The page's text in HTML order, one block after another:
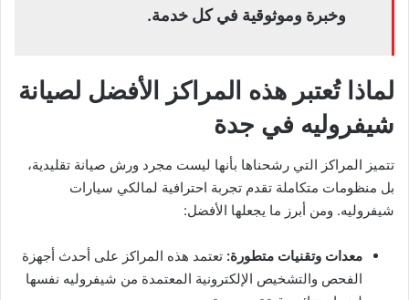
وخبرة وموثوقية في كل خدمة.
لماذا تُعتبر هذه المراكز الأفضل لصيانة
شيفروليه في جدة
تتميز المراكز التي رشحناها بأنها ليست مجرد ورش صيانة تقليدية،
بل منظومات متكاملة تقدم تجربة احترافية لمالكي سيارات
شيفروليه. ومن أبرز ما يجعلها الأفضل:
معدات وتقنيات متطورة: تعتمد هذه المراكز على أحدث أجهزة
الفحص والتشخيص الإلكترونية المعتمدة من شيفروليه نفسها